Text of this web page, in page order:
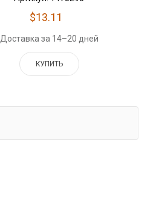
$13.11
Доставка за 14–20 дней
КУПИТЬ